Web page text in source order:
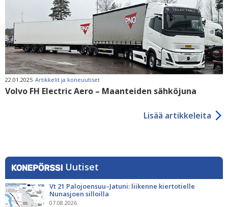
22.01.2025 Artikkelit ja koneuutiset
Volvo FH Electric Aero – Maanteiden sähköjuna
Lisää artikkeleita
Uutiset
Vt 21 Palojoensuu–Jatuni: liikenne kiertotielle
Nunasjoen silloilla
07.08.2026